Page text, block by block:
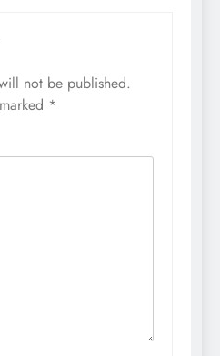
not be published.
*